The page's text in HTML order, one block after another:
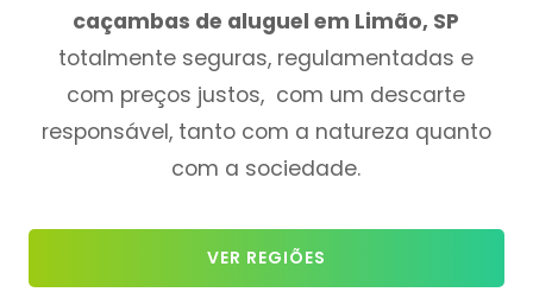
caçambas de aluguel em Limão, SP
totalmente seguras, regulamentadas e
com preços justos, com um descarte
responsável, tanto com a natureza quanto
com a sociedade.
VER REGIÕES